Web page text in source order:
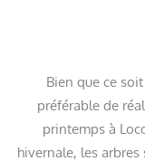
Bien que ce
préférable de
printemps à
hivernale, les